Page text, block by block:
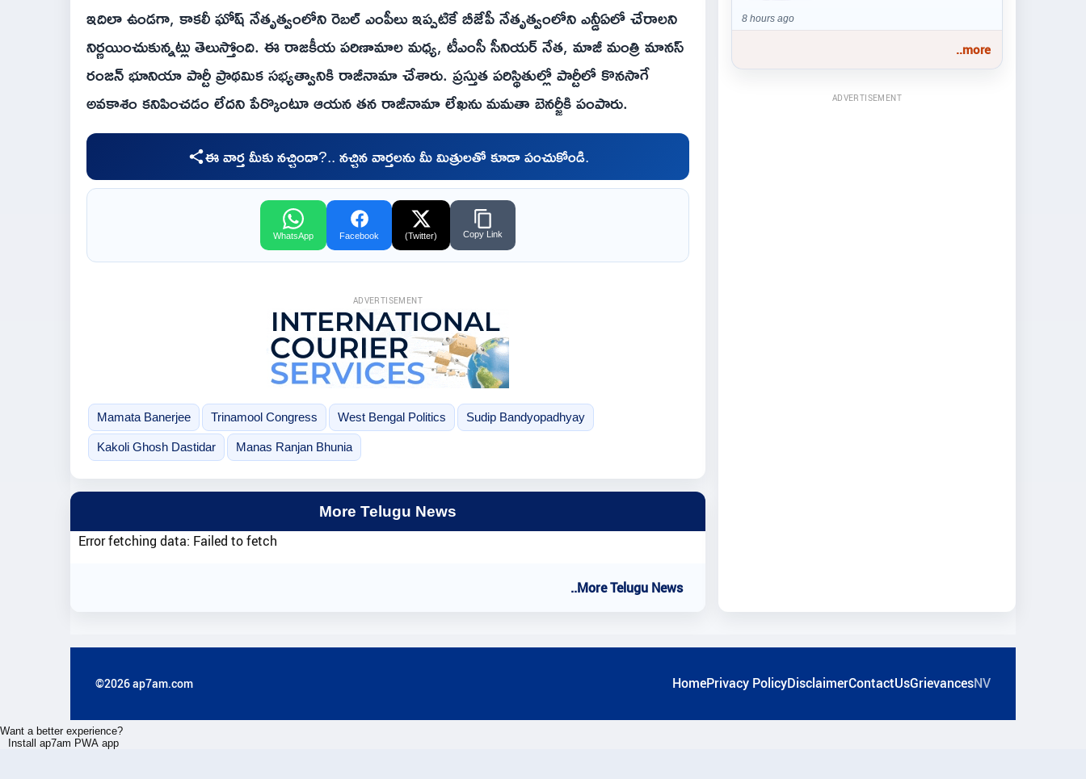
ఇదిలా ఉండగా, కాకలీ ఘోష్ నేతృత్వంలోని రెబల్ ఎంపీలు ఇప్పటికే బీజేపీ నేతృత్వంలోని ఎన్డీఏలో చేరాలని
నిర్ణయించుకున్నట్లు తెలుస్తోంది. ఈ రాజకీయ పరిణామాల మధ్య, టీఎంసీ సీనియర్ నేత, మాజీ మంత్రి మానస్
రంజన్ భూనియా పార్టీ ప్రాథమిక సభ్యత్వానికి రాజీనామా చేశారు. ప్రస్తుత పరిస్థితుల్లో పార్టీలో కొనసాగే
అవకాశం కనిపించడం లేదని పేర్కొంటూ ఆయన తన రాజీనామా లేఖను మమతా బెనర్జీకి పంపారు.
ఈ వార్త మీకు నచ్చిందా?.. నచ్చిన వార్తలను మీ మిత్రులతో కూడా పంచుకోండి.
WhatsApp Facebook (Twitter) Copy Link
ADVERTISEMENT
Mamata Banerjee Trinamool Congress West Bengal Politics Sudip Bandyopadhyay
Kakoli Ghosh Dastidar Manas Ranjan Bhunia
More Telugu News
Error fetching data: Failed to fetch
..More Telugu News
8 hours ago
..more
ADVERTISEMENT
©2026 ap7am.com HomePrivacy PolicyDisclaimerContactUsGrievancesNV
Want a better experience?
Install ap7am PWA app